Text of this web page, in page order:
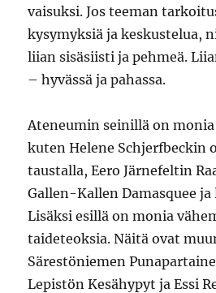
vaisuksi. Jos teeman
kysymyksiä ja keskustelua,
liian sisäsiisti ja pehmeä.
– hyvässä ja pahassa.
Ateneumin seinillä on
kuten Helene Schjerfbeckin
taustalla, Eero Järnefeltin
Gallen-Kallen Damasquee
Lisäksi esillä on monia
taideteoksia. Näitä ovat
Särestöniemen
Lepistön Kesähypyt ja Essi